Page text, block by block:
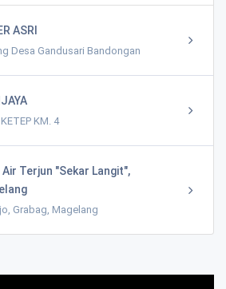
ASRI
Desa Gandusari Bandongan
KM. 4
Terjun "Sekar Langit",
Grabag, Magelang